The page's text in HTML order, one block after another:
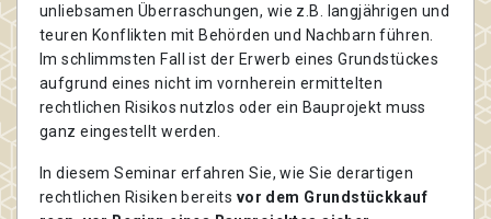
unliebsamen Überraschungen, wie z.B. langjährigen und
teuren Konflikten mit Behörden und Nachbarn führen.
Im schlimmsten Fall ist der Erwerb eines Grundstückes
aufgrund eines nicht im vornherein ermittelten
rechtlichen Risikos nutzlos oder ein Bauprojekt muss
ganz eingestellt werden.
In diesem Seminar erfahren Sie, wie Sie derartigen
rechtlichen Risiken bereits vor dem Grundstückkauf